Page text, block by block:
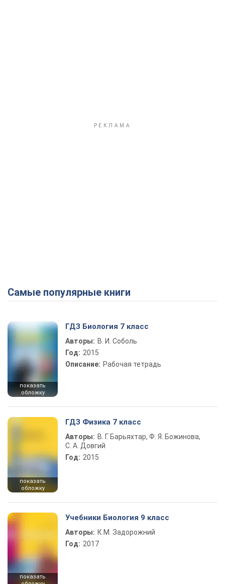
Самые популярные книги
показать
обложку
ГДЗ Биология 7 класс
Авторы: В. И. Соболь
Год: 2015
Описание: Рабочая тетрадь
показать
обложку
ГДЗ Физика 7 класс
Авторы: В. Г. Барьяхтар, Ф. Я. Божинова,
С. А. Довгий
Год: 2015
показать
Учебники Биология 9 класс
Авторы: К.М. Задорожний
Год: 2017